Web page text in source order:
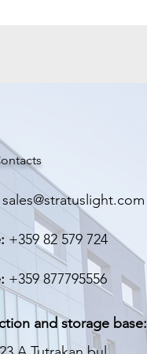
два
sales@stratuslight.com
+359 82 579 724
+359 877795556
and storage base: